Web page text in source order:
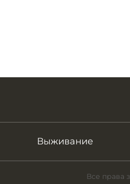
Выживание
Все права